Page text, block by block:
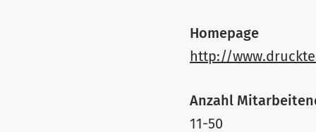
Homepage
http://
Anzahl
11-50